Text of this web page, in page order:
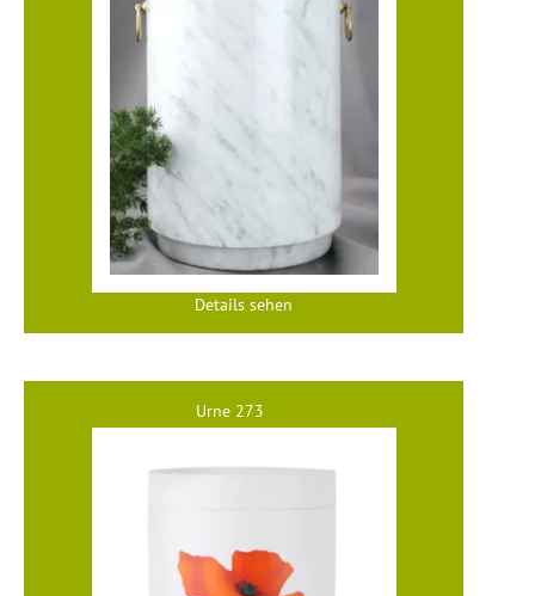
Details sehen
Urne 273